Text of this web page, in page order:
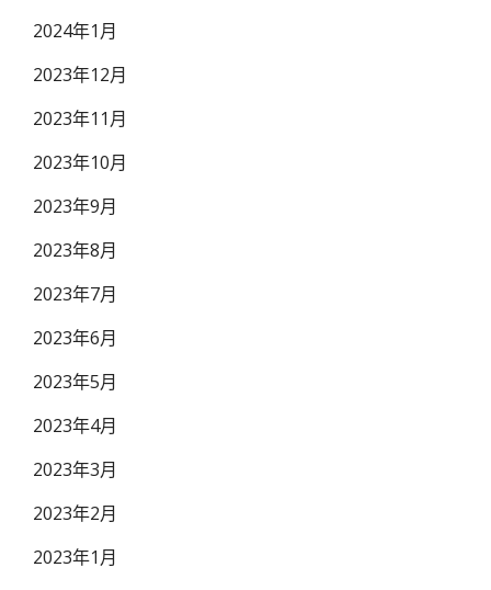
2024年1月
2023年12月
2023年11月
2023年10月
2023年9月
2023年8月
2023年7月
2023年6月
2023年5月
2023年4月
2023年3月
2023年2月
2023年1月